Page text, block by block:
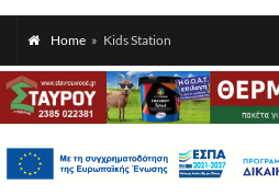
Home » Kids Station